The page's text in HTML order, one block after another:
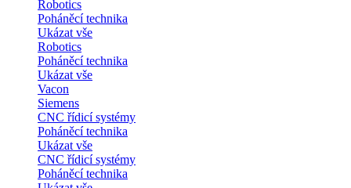
Robotics
Poháněcí technika
Ukázat vše
Robotics
Poháněcí technika
Ukázat vše
Vacon
Siemens
CNC řídicí systémy
Poháněcí technika
Ukázat vše
CNC řídicí systémy
Poháněcí technika